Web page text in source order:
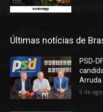
Últimas notícias de
PSD-
Arruda
9 de